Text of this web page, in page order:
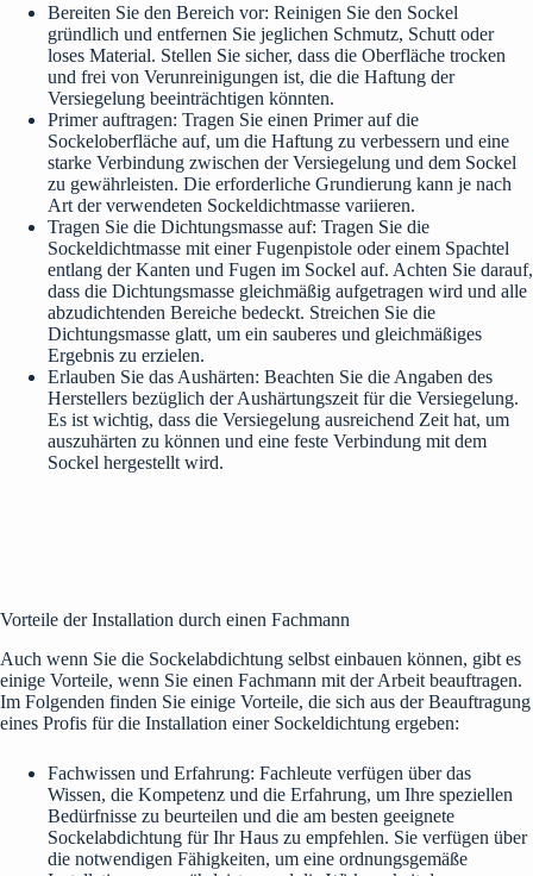
Bereiten Sie den Bereich vor: Reinigen Sie den Sockel
gründlich und entfernen Sie jeglichen Schmutz, Schutt oder
loses Material. Stellen Sie sicher, dass die Oberfläche trocken
und frei von Verunreinigungen ist, die die Haftung der
Versiegelung beeinträchtigen könnten.
Primer auftragen: Tragen Sie einen Primer auf die
Sockeloberfläche auf, um die Haftung zu verbessern und eine
starke Verbindung zwischen der Versiegelung und dem Sockel
zu gewährleisten. Die erforderliche Grundierung kann je nach
Art der verwendeten Sockeldichtmasse variieren.
Tragen Sie die Dichtungsmasse auf: Tragen Sie die
Sockeldichtmasse mit einer Fugenpistole oder einem Spachtel
entlang der Kanten und Fugen im Sockel auf. Achten Sie darauf,
dass die Dichtungsmasse gleichmäßig aufgetragen wird und alle
abzudichtenden Bereiche bedeckt. Streichen Sie die
Dichtungsmasse glatt, um ein sauberes und gleichmäßiges
Ergebnis zu erzielen.
Erlauben Sie das Aushärten: Beachten Sie die Angaben des
Herstellers bezüglich der Aushärtungszeit für die Versiegelung.
Es ist wichtig, dass die Versiegelung ausreichend Zeit hat, um
auszuhärten zu können und eine feste Verbindung mit dem
Sockel hergestellt wird.
Vorteile der Installation durch einen Fachmann
Auch wenn Sie die Sockelabdichtung selbst einbauen können, gibt es
einige Vorteile, wenn Sie einen Fachmann mit der Arbeit beauftragen.
Im Folgenden finden Sie einige Vorteile, die sich aus der Beauftragung
eines Profis für die Installation einer Sockeldichtung ergeben:
Fachwissen und Erfahrung: Fachleute verfügen über das
Wissen, die Kompetenz und die Erfahrung, um Ihre speziellen
Bedürfnisse zu beurteilen und die am besten geeignete
Sockelabdichtung für Ihr Haus zu empfehlen. Sie verfügen über
die notwendigen Fähigkeiten, um eine ordnungsgemäße